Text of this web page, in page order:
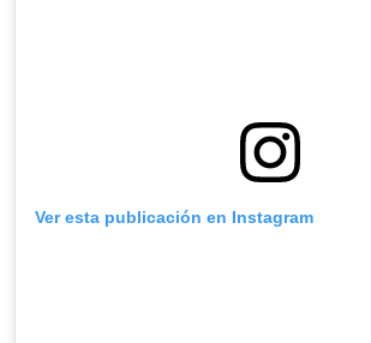
Ver esta publicación en Instagram